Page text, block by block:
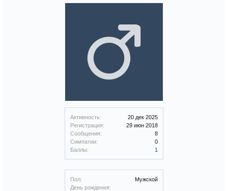
Активность:
20 дек 2025
Регистрация:
29 июн 2018
Сообщения:
8
Симпатии:
0
Баллы:
1
Пол:
Мужской
День рождения: